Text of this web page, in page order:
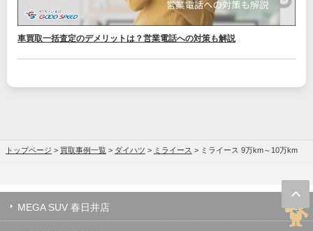
車買取一括査定のデメリットは？営業電話への対策も解説
トップページ > 買取事例一覧 > ダイハツ > ミライース > ミライース 9万km～10万km
MEGA SUV 春日井店